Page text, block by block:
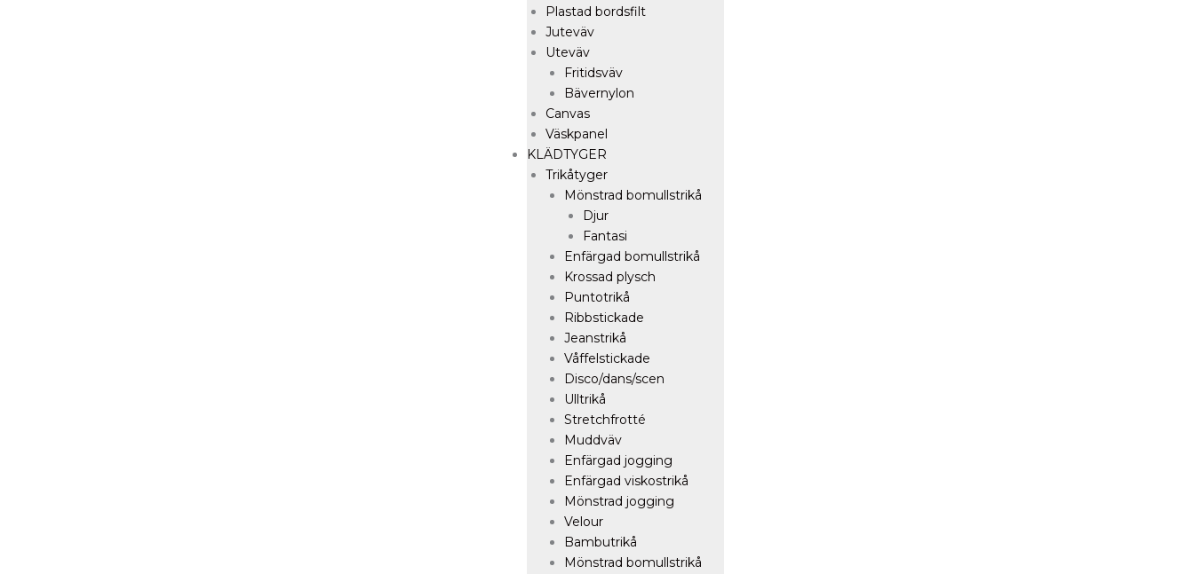
Plastad bordsfilt
Juteväv
Uteväv
Fritidsväv
Bävernylon
Canvas
Väskpanel
KLÄDTYGER
Trikåtyger
Mönstrad bomullstrikå
Djur
Fantasi
Enfärgad bomullstrikå
Krossad plysch
Puntotrikå
Ribbstickade
Jeanstrikå
Våffelstickade
Disco/dans/scen
Ulltrikå
Stretchfrotté
Muddväv
Enfärgad jogging
Enfärgad viskostrikå
Mönstrad jogging
Velour
Bambutrikå
Mönstrad bomullstrikå